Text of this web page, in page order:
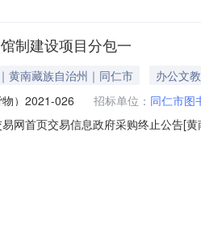
制建设项目分包一
黄南藏族自治州｜同仁市
办公文教
）2021-026 招标单位： 同仁市图
网首页交易信息政府采购终止公告[
采购预算控制额度（万元）48.0项